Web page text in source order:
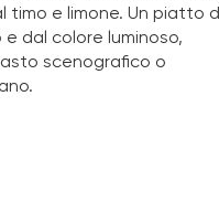
timo e limone. Un piatto
dal colore luminoso,
scenografico o